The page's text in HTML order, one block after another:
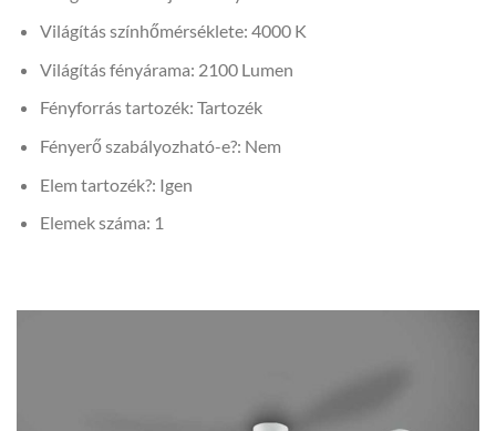
Világítás színhőmérséklete: 4000 K
Világítás fényárama: 2100 Lumen
Fényforrás tartozék: Tartozék
Fényerő szabályozható-e?: Nem
Elem tartozék?: Igen
Elemek száma: 1